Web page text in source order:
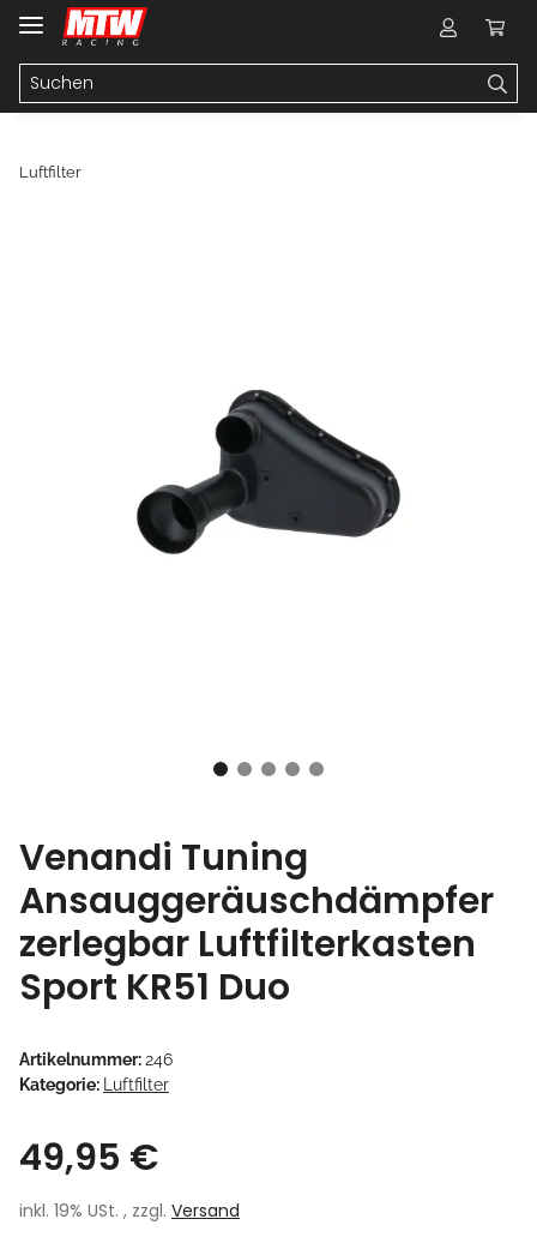
Luftfilter
Venandi Tuning
Ansauggeräuschdämpfer
zerlegbar Luftfilterkasten
Sport KR51 Duo
Artikelnummer:246
Kategorie: Luftfilter
49,95 €
inkl. 19% USt. , zzgl. Versand